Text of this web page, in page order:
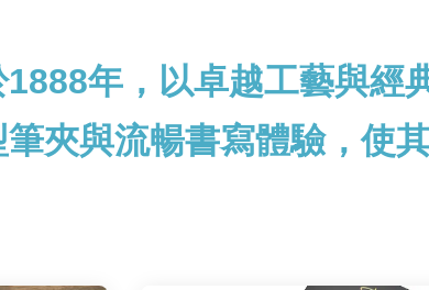
年，以卓越工藝與經
夾與流暢書寫體驗，使